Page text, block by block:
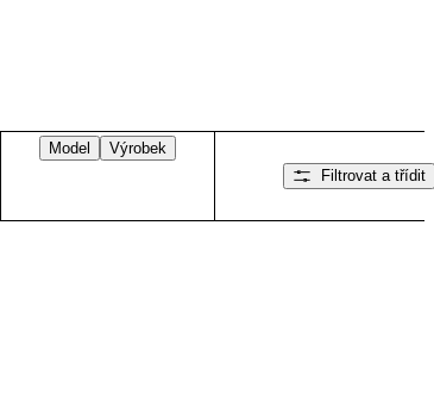
Model
Výrobek
Filtrovat a třídit